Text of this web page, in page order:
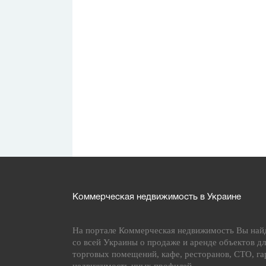
Коммерческая недвижимость в Украине
На портале Коммерческая недвижимость Вы
со всей Украины о продаже и аренде объектов
торговых помещений, кафе, ресторанов, СТО,